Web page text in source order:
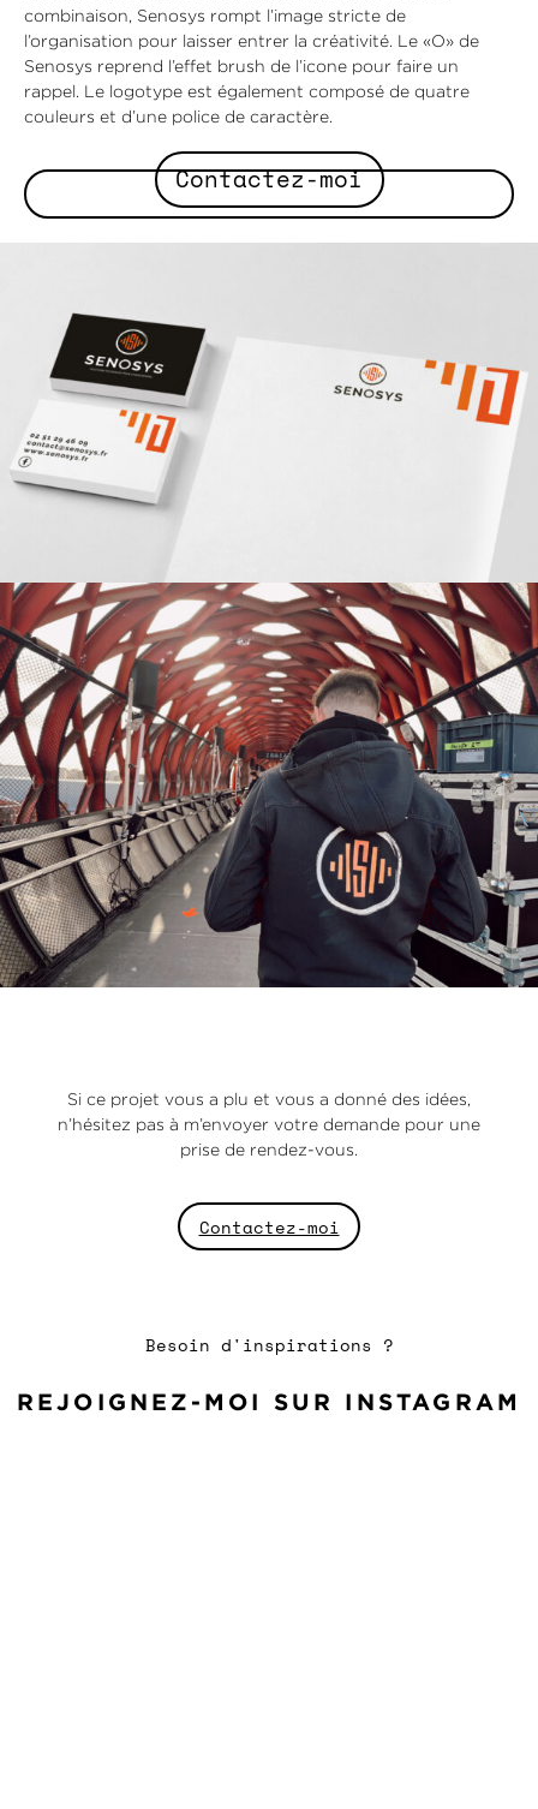
combinaison, Senosys rompt l’image stricte de
l’organisation pour laisser entrer la créativité. Le «O» de
Senosys reprend l’effet brush de l’icone pour faire un
rappel. Le logotype est également composé de quatre
couleurs et d’une police de caractère.
Contactez-moi
Si ce projet vous a plu et vous a donné des idées,
n’hésitez pas à m’envoyer votre demande pour une
prise de rendez-vous.
Contactez-moi
Besoin d'inspirations ?
REJOIGNEZ-MOI SUR INSTAGRAM